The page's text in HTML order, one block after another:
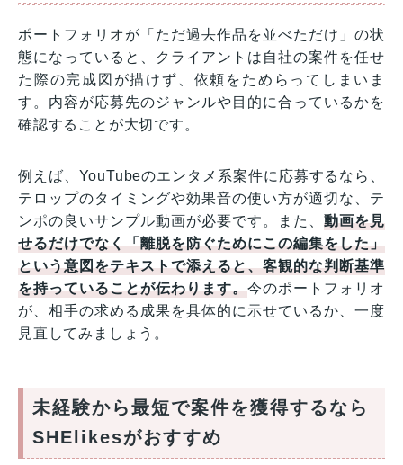
ポートフォリオが「ただ過去作品を並べただけ」の状
態になっていると、クライアントは自社の案件を任せ
た際の完成図が描けず、依頼をためらってしまいま
す。内容が応募先のジャンルや目的に合っているかを
確認することが大切です。
例えば、YouTubeのエンタメ系案件に応募するなら、
テロップのタイミングや効果音の使い方が適切な、テ
ンポの良いサンプル動画が必要です。また、動画を見
せるだけでなく「離脱を防ぐためにこの編集をした」
という意図をテキストで添えると、客観的な判断基準
を持っていることが伝わります。今のポートフォリオ
が、相手の求める成果を具体的に示せているか、一度
見直してみましょう。
未経験から最短で案件を獲得するなら
SHElikesがおすすめ